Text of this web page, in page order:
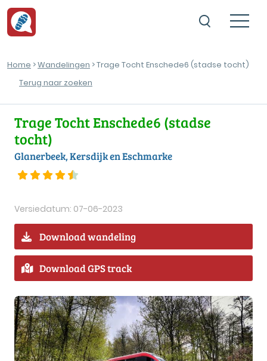
Home >Wandelingen > Trage Tocht Enschede6 (stadse tocht)
Terug naar zoeken
Trage Tocht Enschede6 (stadse
tocht)
Glanerbeek, Kersdijk en Eschmarke
Versiedatum: 07-06-2023
Download wandeling
Download GPS track